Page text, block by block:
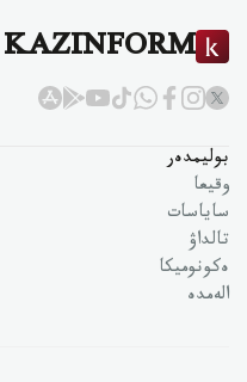
KAZINFORM
بوليمدەر
وقيعا
ساياسات
تالداۋ
ەكونوميكا
الەمدە